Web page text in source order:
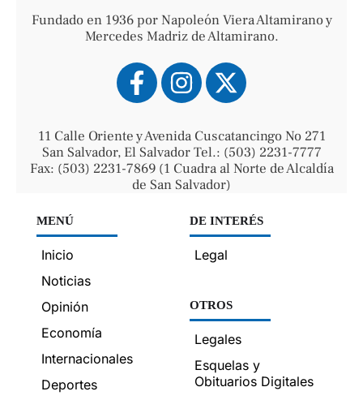
Fundado en 1936 por Napoleón Viera Altamirano y
Mercedes Madriz de Altamirano.
11 Calle Oriente y Avenida Cuscatancingo No 271
San Salvador, El Salvador Tel.: (503) 2231-7777
Fax: (503) 2231-7869 (1 Cuadra al Norte de Alcaldía
de San Salvador)
MENÚ
Inicio
Noticias
Opinión
Economía
Internacionales
Deportes
DE INTERÉS
Legal
OTROS
Legales
Esquelas y
Obituarios Digitales